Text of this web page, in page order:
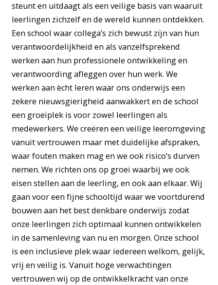
steunt en uitdaagt als een veilige basis van waaruit
leerlingen zichzelf en de wereld kunnen ontdekken.
Een school waar collega’s zich bewust zijn van hun
verantwoordelijkheid en als vanzelfsprekend
werken aan hun professionele ontwikkeling en
verantwoording afleggen over hun werk. We
werken aan ècht leren waar ons onderwijs een
zekere nieuwsgierigheid aanwakkert en de school
een groeiplek is voor zowel leerlingen als
medewerkers. We creëren een veilige leeromgeving
vanuit vertrouwen maar met duidelijke afspraken,
waar fouten maken mag en we ook risico’s durven
nemen. We richten ons op groei waarbij we ook
eisen stellen aan de leerling, en ook aan elkaar. Wij
gaan voor een fijne schooltijd waar we voortdurend
bouwen aan het best denkbare onderwijs zodat
onze leerlingen zich optimaal kunnen ontwikkelen
in de samenleving van nu en morgen. Onze school
is een inclusieve plek waar iedereen welkom, gelijk,
vrij en veilig is. Vanuit hoge verwachtingen
vertrouwen wij op de ontwikkelkracht van onze